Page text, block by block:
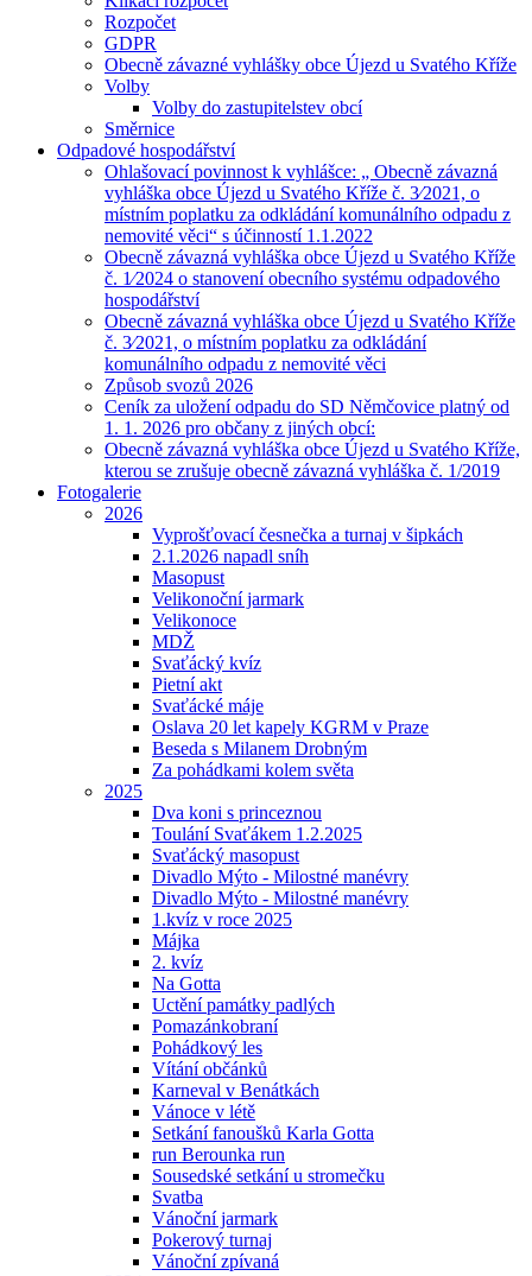
Rozpočet
GDPR
Obecně závazné vyhlášky obce Újezd u Svatého Kříže
Volby
Volby do zastupitelstev obcí
Směrnice
Odpadové hospodářství
Ohlašovací povinnost k vyhlášce: „ Obecně závazná
vyhláška obce Újezd u Svatého Kříže č. 3⁄2021, o
místním poplatku za odkládání komunálního odpadu z
nemovité věci“ s účinností 1.1.2022
Obecně závazná vyhláška obce Újezd u Svatého Kříže
č. 1⁄2024 o stanovení obecního systému odpadového
hospodářství
Obecně závazná vyhláška obce Újezd u Svatého Kříže
č. 3⁄2021, o místním poplatku za odkládání
komunálního odpadu z nemovité věci
Způsob svozů 2026
Ceník za uložení odpadu do SD Němčovice platný od
1. 1. 2026 pro občany z jiných obcí:
Obecně závazná vyhláška obce Újezd u Svatého Kříže,
kterou se zrušuje obecně závazná vyhláška č. 1/2019
Fotogalerie
2026
Vyprošťovací česnečka a turnaj v šipkách
2.1.2026 napadl sníh
Masopust
Velikonoční jarmark
Velikonoce
MDŽ
Svaťácký kvíz
Pietní akt
Svaťácké máje
Oslava 20 let kapely KGRM v Praze
Beseda s Milanem Drobným
Za pohádkami kolem světa
2025
Dva koni s princeznou
Toulání Svaťákem 1.2.2025
Svaťácký masopust
Divadlo Mýto - Milostné manévry
Divadlo Mýto - Milostné manévry
1.kvíz v roce 2025
Májka
2. kvíz
Na Gotta
Uctění památky padlých
Pomazánkobraní
Pohádkový les
Vítání občánků
Karneval v Benátkách
Vánoce v létě
Setkání fanoušků Karla Gotta
run Berounka run
Sousedské setkání u stromečku
Svatba
Vánoční jarmark
Pokerový turnaj
Vánoční zpívaná